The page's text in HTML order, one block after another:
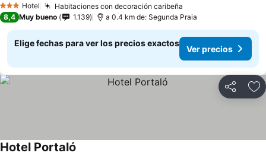
3 Estrellas
Hotel Habitaciones con decoración caribeña
8,4 Muy bueno 1.139 a 0.4 km de: Segunda Praia
Elige fechas para ver los precios exactos
Ver precios
Compartir
Hotel Portaló